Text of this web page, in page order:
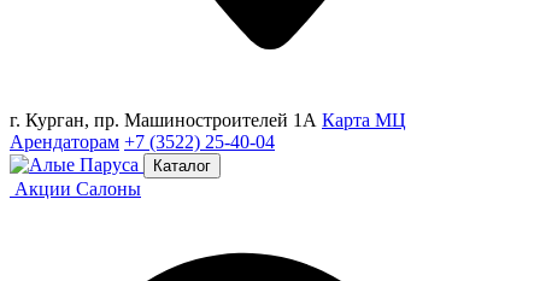
г. Курган, пр. Машиностроителей 1А Карта МЦ
Арендаторам +7 (3522) 25-40-04
Каталог
Акции Салоны